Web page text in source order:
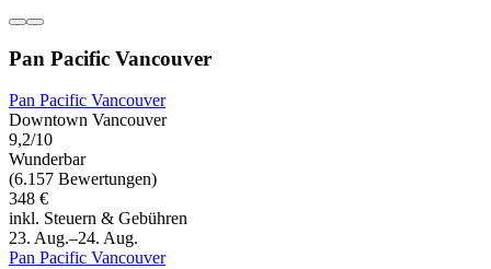
Pan Pacific Vancouver
Pan Pacific Vancouver
Downtown Vancouver
9,2/10
Wunderbar
(6.157 Bewertungen)
348 €
inkl. Steuern & Gebühren
23. Aug.–24. Aug.
Pan Pacific Vancouver